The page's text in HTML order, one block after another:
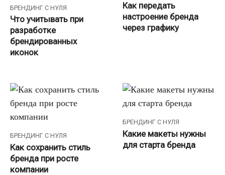
БРЕНДИНГ С НУЛЯ
Что учитывать при
разработке
брендированных
иконок
Как передать
настроение бренда
через графику
БРЕНДИНГ С НУЛЯ
Как сохранить стиль
бренда при росте
компании
БРЕНДИНГ С НУЛЯ
Какие макеты нужны
для старта бренда